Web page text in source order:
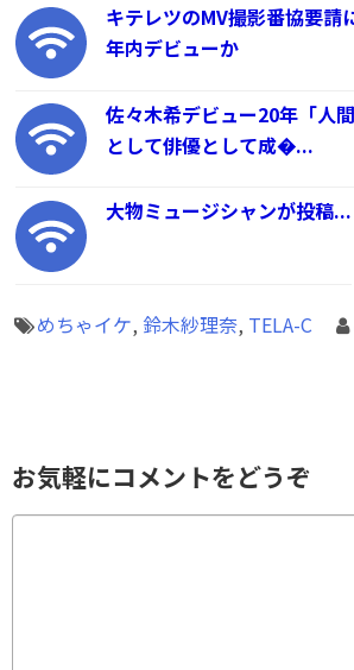
キテレツのMV撮影番協要請
年内デビューか
佐々木希デビュー20年「人
として俳優として成�...
大物ミュージシャンが投稿...
めちゃイケ, 鈴木紗理奈, TELA-C
お気軽にコメントをどうぞ